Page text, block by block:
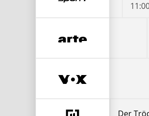
10:30
Stadt Land Kunst
CSI: Miami
10:25